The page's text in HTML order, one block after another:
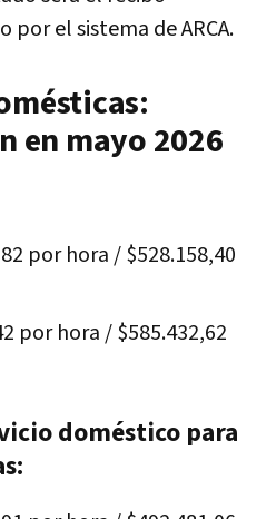
el sistema de ARCA.
en mayo 2026
por hora / $528.158,40
por hora / $585.432,62
doméstico para